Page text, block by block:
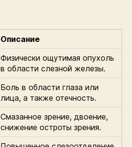
Описание
Физически ощутимая опухоль
в области слезной железы.
Боль в области глаза или
лица, а также отечность.
Смазанное зрение, двоение,
снижение остроты зрения.